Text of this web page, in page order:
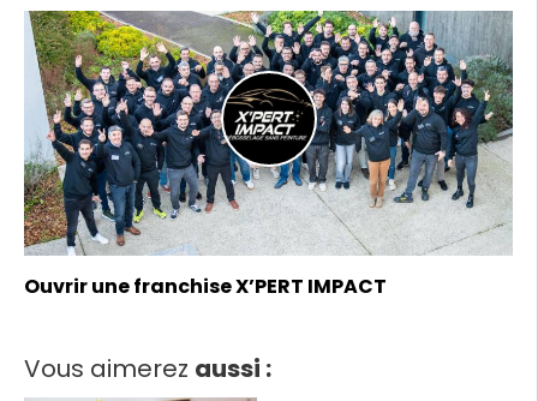
Ouvrir une franchise X’PERT IMPACT
Vous aimerez aussi :